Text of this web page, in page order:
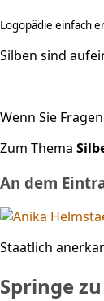
Logopädie einfach
Silben sind
Wenn Sie
Zum Thema
An dem
Staatlich
Springe zu